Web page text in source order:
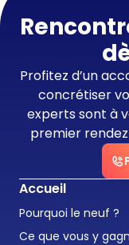
Profitez d’un
concrétiser
experts sont à
premier
Accueil
Pourquoi le neuf ?
Ce que vous y